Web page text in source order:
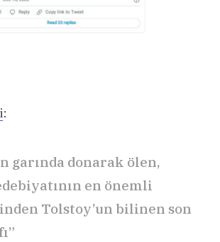
:
garında donarak ölen,
en önemli
Tolstoy’un bilinen son